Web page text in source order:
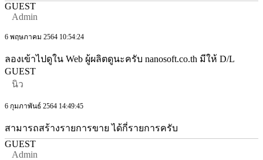
GUEST
Admin
6 พฤษภาคม 2564 10:54:24
ลองเข้าไปดูใน Web ผู้ผลิตดูนะครับ nanosoft.co.th มีให้ D/L
GUEST
นิว
6 กุมภาพันธ์ 2564 14:49:45
สามารถสร้างรายการขาย ได้กี่รายการครับ
GUEST
Admin